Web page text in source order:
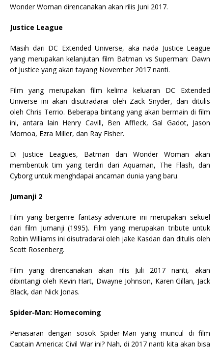
Wonder Woman direncanakan akan rilis Juni 2017.
Justice League
Masih dari DC Extended Universe, aka nada Justice League
yang merupakan kelanjutan film Batman vs Superman: Dawn
of Justice yang akan tayang November 2017 nanti.
Film yang merupakan film kelima keluaran DC Extended
Universe ini akan disutradarai oleh Zack Snyder, dan ditulis
oleh Chris Terrio. Beberapa bintang yang akan bermain di film
ini, antara lain Henry Cavill, Ben Affleck, Gal Gadot, Jason
Momoa, Ezra Miller, dan Ray Fisher.
Di Justice Leagues, Batman dan Wonder Woman akan
membentuk tim yang terdiri dari Aquaman, The Flash, dan
Cyborg untuk menghdapai ancaman dunia yang baru.
Jumanji 2
Film yang bergenre fantasy-adventure ini merupakan sekuel
dari film Jumanji (1995). Film yang merupakan tribute untuk
Robin Williams ini disutradarai oleh jake Kasdan dan ditulis oleh
Scott Rosenberg.
Film yang direncanakan akan rilis Juli 2017 nanti, akan
dibintangi oleh Kevin Hart, Dwayne Johnson, Karen Gillan, Jack
Black, dan Nick Jonas.
Spider-Man: Homecoming
Penasaran dengan sosok Spider-Man yang muncul di film
Captain America: Civil War ini? Nah, di 2017 nanti kita akan bisa